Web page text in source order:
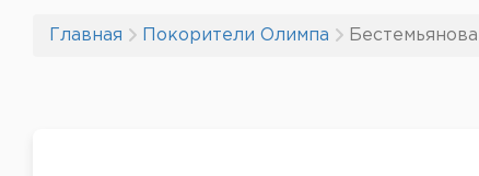
Главная Покорители Олимпа